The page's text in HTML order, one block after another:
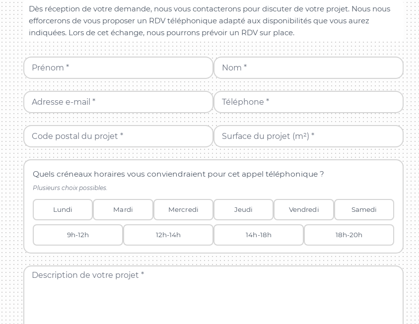
Dès réception de votre demande, nous vous contacterons pour discuter de votre projet. Nous nous
efforcerons de vous proposer un RDV téléphonique adapté aux disponibilités que vous aurez
indiquées. Lors de cet échange, nous pourrons prévoir un RDV sur place.
Prénom * Nom *
Adresse e-mail * Téléphone *
Code postal du projet * Surface du projet (m²) *
Quels créneaux horaires vous conviendraient pour cet appel téléphonique ?
Plusieurs choix possibles.
Lundi Mardi Mercredi Jeudi Vendredi Samedi
9h-12h 12h-14h 14h-18h 18h-20h
Description de votre projet *